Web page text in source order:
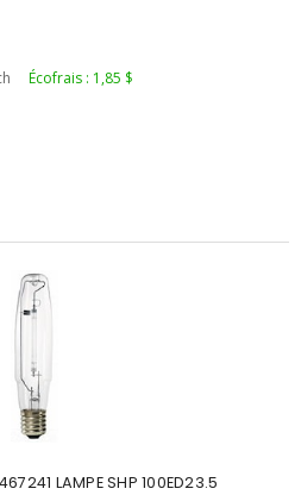
Écofrais : 1,85 $
LAMPE SHP 100ED23.5